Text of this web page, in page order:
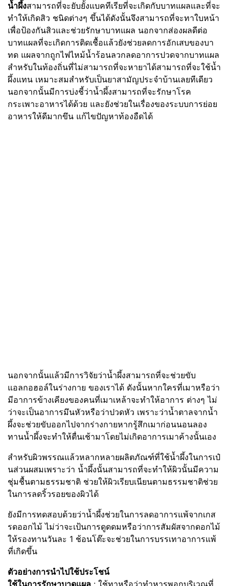
น้ำผึ้งสามารถที่จะยับยั้งแบคทีเรียที่จะเกิดกับบาทแผลและที่จะ
ทำให้เกิดสิว ชนิดต่างๆ ขึ้นได้ดังนั้นจึงสามารถที่จะทาใบหน้า
เพื่อป้องกันสิวและช่วยรักษาบาทแผล นอกจากส่องผลดีต่อ
บาทแผลที่จะเกิดการติดเชื้อแล้วยังช่วยลดการอักเสบของบา
ทด แผลจากถูกไฟไหม้น้ำร้อนลวกลดอาการปวดจากบาทแผล
สำหรับในท้องถิ่นที่ไม่สามารถที่จะหายาได้สามารถที่จะใช้น้ำ
ผึ้งแทน เหมาะสมสำหรับเป็นยาสามัญประจำบ้านเลยทีเดียว
นอกจากนั้นมีการบ่งชี้ว่าน้ำผึ้งสามารถที่จะรักษาโรค
กระเพาะอาหารได้ด้วย และยังช่วยในเรื่องของระบบการย่อย
อาหารให้ดีมากขึน แก้ไขปัญหาท้องอืดได้
นอกจากนั้นแล้วมีการวิจัยว่าน้ำผึ้งสามารถที่จะช่วยขับ
แอลกอฮอล์ในร่างกาย ของเราได้ ดังนั้นหากใครที่เมาหรือว่า
มีอาการข้างเคียงของคนที่เมาเหล้าจะทำให้อาการ ต่างๆ ไม่
ว่าจะเป็นอาการมึนหัวหรือว่าปวดหัว เพราะว่าน้ำตาลจากน้ำ
ผึ้งจะช่วยขับออกไปจากร่างกายหากรู้สึกเมาก่อนนอนลอง
ทานน้ำผึ้งจะทำให้ตื่นเช้ามาโดยไม่เกิดอาการเมาค้างนั้นเอง
สำหรับผิวพรรณแล้วหลากหลายผลิตภัณฑ์ที่ใช้น้ำผึ้งในการเป๋
นส่วนผสมเพราะว่า น้ำผึ้งนั้นสามารถที่จะทำให้ผิวนั้นมีความ
ชุ่มชื้นตามธรรมชาติ ช่วยให้ผิวเรียบเนียนตามธรรมชาติช่วย
ในการลดริ้วรอยของผิวได้
ยังมีการทดสอบด้วยว่าน้ำผึ้งช่วยในการลดอาการแพ้จากเกส
รดออกไม้ ไม่ว่าจะเป้นการดูดดมหรือว่าการสัมผัสจากดอกไม้
ให้รองทานวันละ 1 ช้อนโต๊ะจะช่วยในการบรรเทาอาการแพ้
ที่เกิดขึ้น
ตัวอย่างการนำไปใช้ประโชน์
ใช้ในการรักษาบาดแผล : ใช้ทาหรือว่าทำหารพอกบริเวณที่